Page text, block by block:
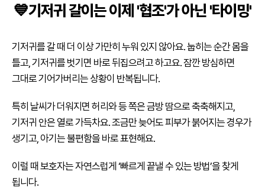
💙기저귀 갈이는 이제 '협조'가 아닌 '타이밍'
기저귀를 갈 때 더 이상 가만히 누워 있지 않아요. 눕히는 순간 몸을
틀고, 기저귀를 벗기면 바로 뒤집으려고 하고요. 잠깐 방심하면
그대로 기어가버리는 상황이 반복됩니다.
특히 날씨가 더워지면 허리와 등 쪽은 금방 땀으로 축축해지고,
기저귀 안은 열로 가득차요. 조금만 늦어도 피부가 붉어지는 경우가
생기고, 아기는 불편함을 바로 표현해요.
이럴 때 보호자는 자연스럽게 ‘빠르게 끝낼 수 있는 방법’을 찾게
됩니다.